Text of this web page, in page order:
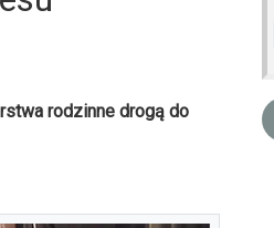
rodzinne drogą do